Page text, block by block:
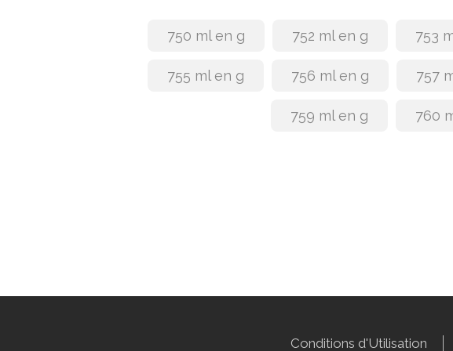
750 ml en g 752 ml en g 753
755 ml en g 756 ml en g 757
759 ml en g 760
Conditions d'Utilisation